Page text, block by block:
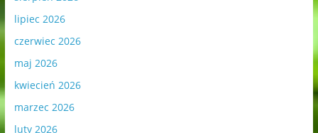
lipiec 2026
czerwiec 2026
maj 2026
kwiecień 2026
marzec 2026
luty 2026